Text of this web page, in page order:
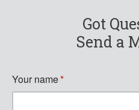
Got
Send a